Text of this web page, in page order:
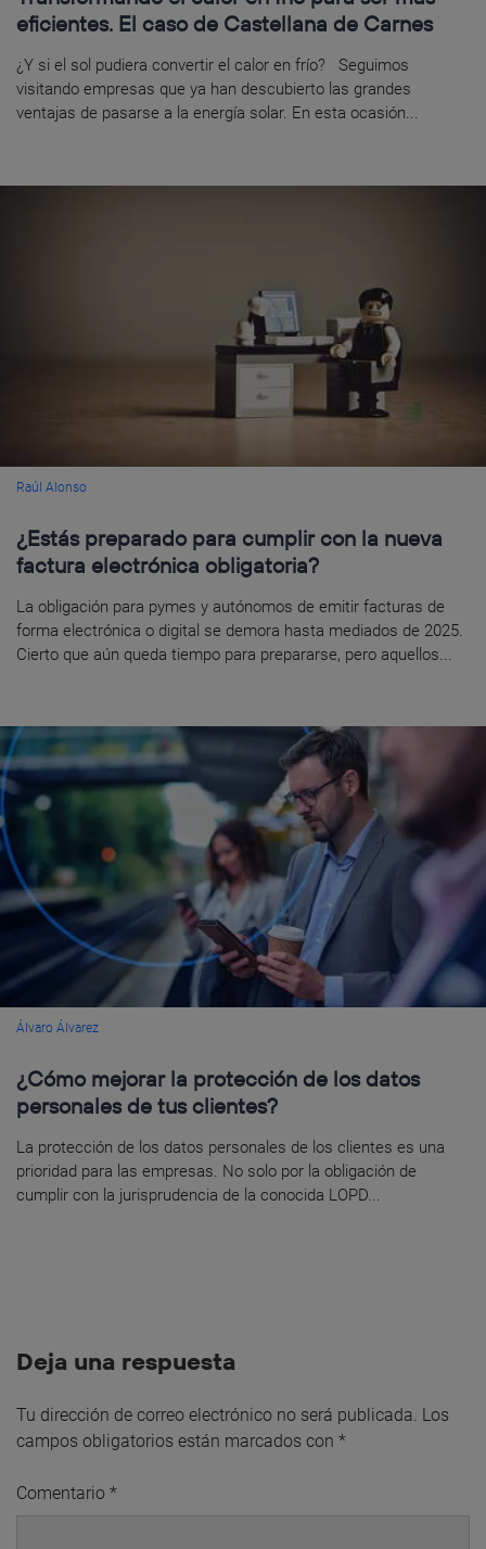
eficientes. El caso de Castellana de Carnes
¿Y si el sol pudiera convertir el calor en frío? Seguimos
visitando empresas que ya han descubierto las grandes
ventajas de pasarse a la energía solar. En esta ocasión...
Raúl Alonso
¿Estás preparado para cumplir con la nueva
factura electrónica obligatoria?
La obligación para pymes y autónomos de emitir facturas de
forma electrónica o digital se demora hasta mediados de 2025.
Cierto que aún queda tiempo para prepararse, pero aquellos...
Álvaro Álvarez
¿Cómo mejorar la protección de los datos
personales de tus clientes?
La protección de los datos personales de los clientes es una
prioridad para las empresas. No solo por la obligación de
cumplir con la jurisprudencia de la conocida LOPD...
Deja una respuesta
Tu dirección de correo electrónico no será publicada. Los
campos obligatorios están marcados con *
Comentario *